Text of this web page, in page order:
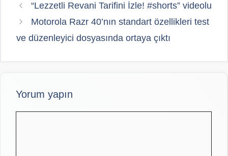
“Lezzetli Revani Tarifini İzle! #shorts” videolu
Motorola Razr 40’nın standart özellikleri test
ve düzenleyici dosyasında ortaya çıktı
Yorum yapın